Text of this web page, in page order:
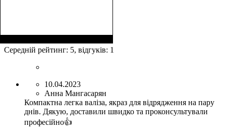
Середній рейтинг: 5, відгуків: 1
10.04.2023
Анна Мангасарян
Компактна легка валіза, якраз для відрядження на пару
днів. Дякую, доставили швидко та проконсультували
професійно👍